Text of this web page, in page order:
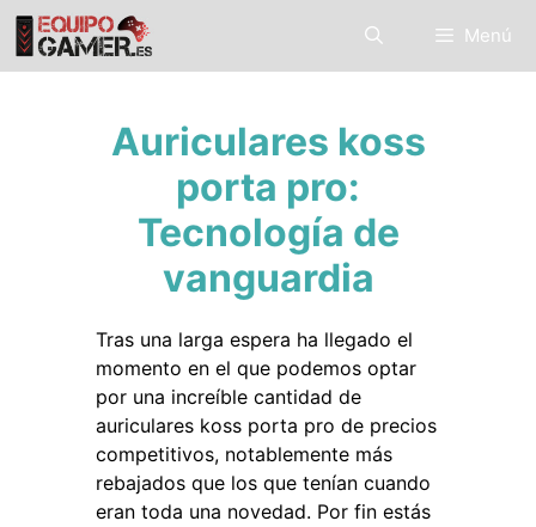
Saltar
contenido
Menú
Auriculares koss
porta pro:
Tecnología de
vanguardia
Tras una larga espera ha llegado el
momento en el que podemos optar
por una increíble cantidad de
auriculares koss porta pro de precios
competitivos, notablemente más
rebajados que los que tenían cuando
eran toda una novedad. Por fin estás